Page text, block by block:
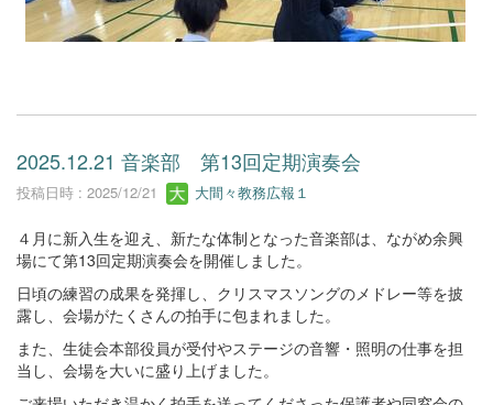
2025.12.21 音楽部 第13回定期演奏会
投稿日時 : 2025/12/21 大間々教務広報１
４月に新入生を迎え、新たな体制となった音楽部は、ながめ余興
場にて第13回定期演奏会を開催しました。
日頃の練習の成果を発揮し、クリスマスソングのメドレー等を披
露し、会場がたくさんの拍手に包まれました。
また、生徒会本部役員が受付やステージの音響・照明の仕事を担
当し、会場を大いに盛り上げました。